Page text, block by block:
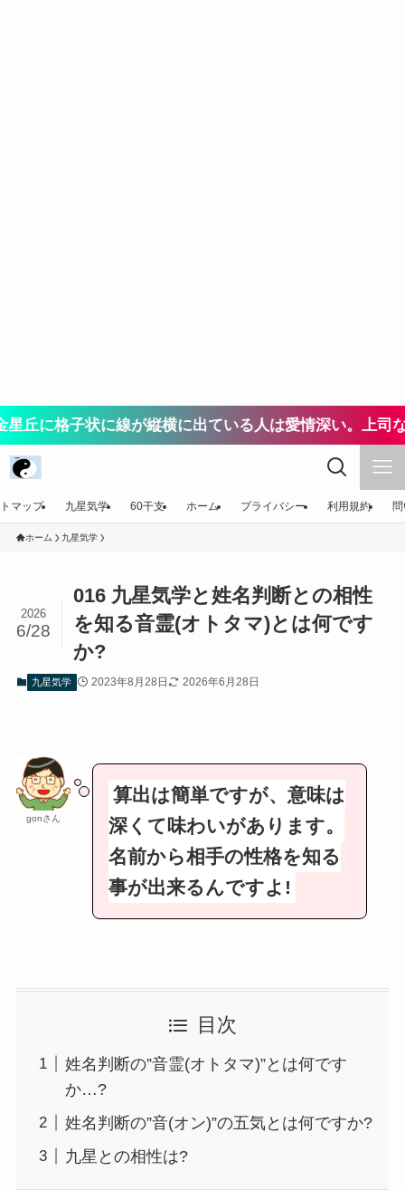
子状に線が縦横に出ている人は愛情深い。上司なら配慮
マップ 九星気学 60干支 ホーム プライバシー 利用規約
ホーム 九星気学
016 九星気学と姓名判断との相性
を知る音霊(オトタマ)とは何です
か?
2026
6/28
九星気学 2023年8月28日 2026年6月28日
gonさん
算出は簡単ですが、意味は
深くて味わいがあります。
名前から相手の性格を知る
事が出来るんですよ!
目次
姓名判断の”音霊(オトタマ)”とは何です
か…?
姓名判断の”音(オン)”の五気とは何ですか?
九星との相性は?